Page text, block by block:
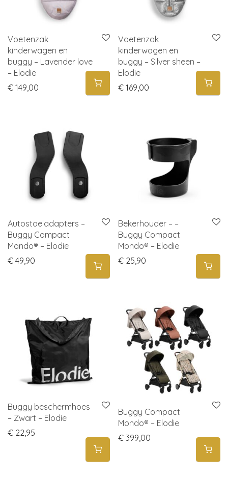
Voetenzak
kinderwagen en
buggy – Lavender love
– Elodie
€ 149,00
Voetenzak
kinderwagen en
buggy – Silver sheen –
Elodie
€ 169,00
Autostoeladapters –
Buggy Compact
Mondo® – Elodie
€ 49,90
Bekerhouder – –
Buggy Compact
Mondo® – Elodie
€ 25,90
Buggy beschermhoes
– Zwart – Elodie
€ 22,95
Buggy Compact
Mondo® – Elodie
€ 399,00